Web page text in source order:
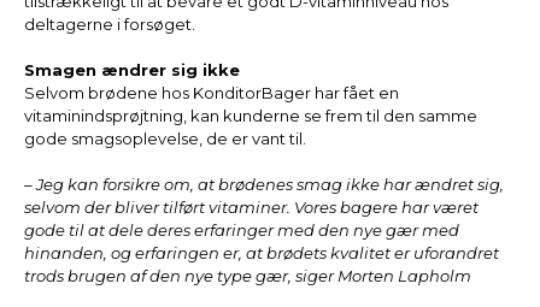
deltagerne i forsøget.
Smagen ændrer sig ikke
Selvom brødene hos KonditorBager har fået en
vitaminindsprøjtning, kan kunderne se frem til den samme
gode smagsoplevelse, de er vant til.
– Jeg kan forsikre om, at brødenes smag ikke har ændret sig,
selvom der bliver tilført vitaminer. Vores bagere har været
gode til at dele deres erfaringer med den nye gær med
hinanden, og erfaringen er, at brødets kvalitet er uforandret
trods brugen af den nye type gær, siger Morten Lapholm